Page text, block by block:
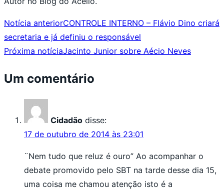
Notícia anteriorCONTROLE INTERNO – Flávio Dino criará
secretaria e já definiu o responsável
Próxima notíciaJacinto Junior sobre Aécio Neves
Um comentário
Cidadão disse:
17 de outubro de 2014 às 23:01
¨Nem tudo que reluz é ouro” Ao acompanhar o
debate promovido pelo SBT na tarde desse dia 15,
uma coisa me chamou atenção isto é a